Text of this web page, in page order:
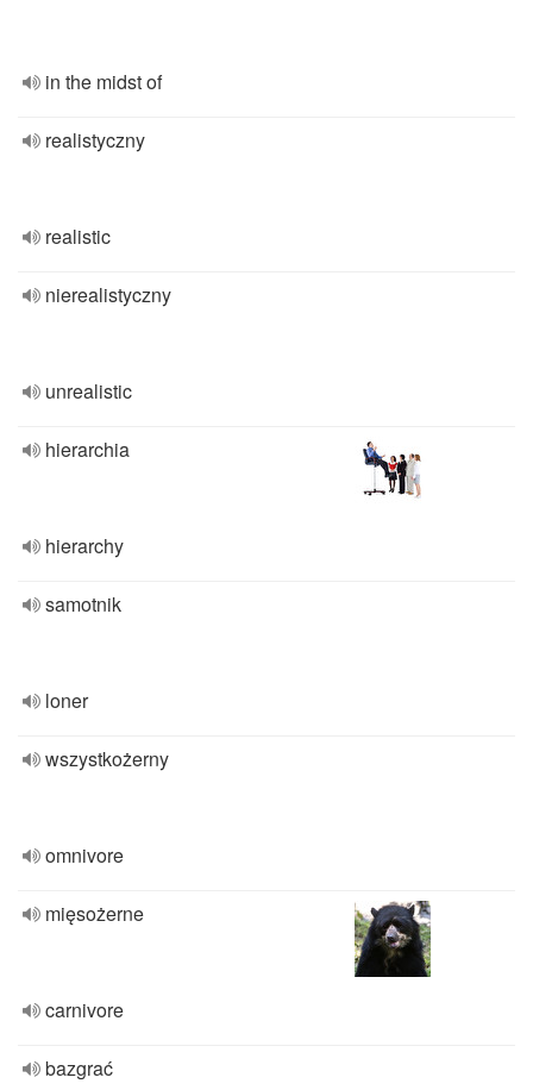
in the midst of
realistyczny
realistic
nierealistyczny
unrealistic
hierarchia
hierarchy
samotnik
loner
wszystkożerny
omnivore
mięsożerne
carnivore
bazgrać